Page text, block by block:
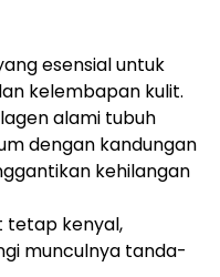
esensial untuk
kelembapan kulit.
alami tubuh
dengan kandungan
kehilangan
tetap kenyal,
munculnya tanda-